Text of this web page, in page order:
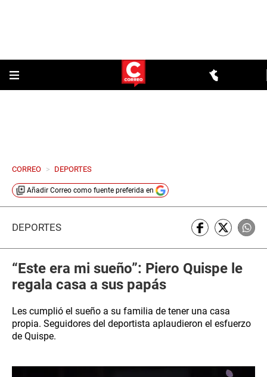
CORREO > DEPORTES
Añadir Correo como fuente preferida en
DEPORTES
“Este era mi sueño”: Piero Quispe le
regala casa a sus papás
Les cumplió el sueño a su familia de tener una casa
propia. Seguidores del deportista aplaudieron el esfuerzo
de Quispe.